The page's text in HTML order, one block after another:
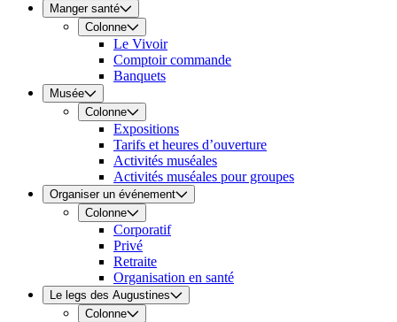
Manger santé
Colonne
Le Vivoir
Comptoir commande
Banquets
Musée
Colonne
Expositions
Tarifs et heures d’ouverture
Activités muséales
Activités muséales pour groupes
Organiser un événement
Colonne
Corporatif
Privé
Retraite
Organisation en santé
Le legs des Augustines
Colonne